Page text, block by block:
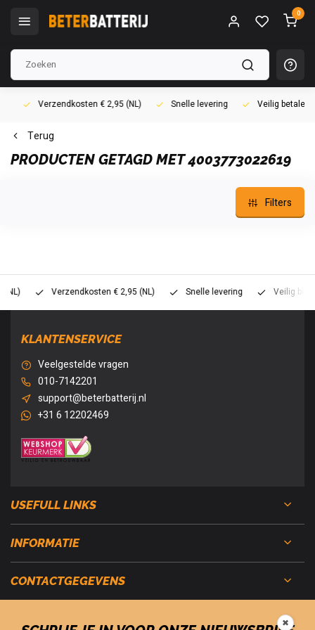
0
Verzendkosten € 2,95 (NL) Snelle levering Veilig betalen
Terug
PRODUCTEN GETAGD MET 4003773022619
Filters
Verzendkosten € 2,95 (NL) Snelle levering Veilig betalen
KLANTENSERVICE
Veelgestelde vragen
010-7142201
support@beterbatterij.nl
+31 6 12202469
USEFULL LINKS
INFORMATIE
CONTACTGEGEVENS
✖